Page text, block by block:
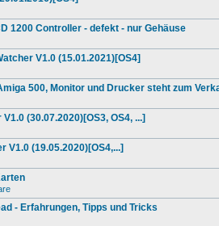
1200 Controller - defekt - nur Gehäuse
V1.0 (15.01.2021)[OS4]
500, Monitor und Drucker steht zum
(30.07.2020)[OS3, OS4, ...]
V1.0 (19.05.2020)[OS4,...]
- Erfahrungen, Tipps und Tricks